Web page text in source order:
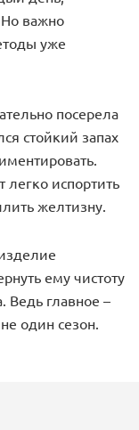
Но важно
уже
посерела
стойкий запах
легко испортить
желтизну.
ему чистоту
Ведь главное –
один сезон.